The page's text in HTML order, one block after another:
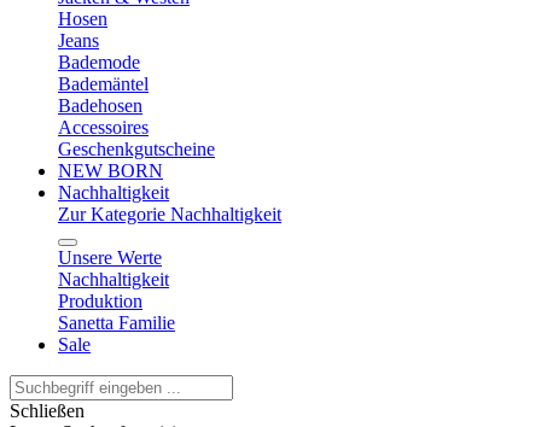
Hosen
Jeans
Bademode
Bademäntel
Badehosen
Accessoires
Geschenkgutscheine
NEW BORN
Nachhaltigkeit
Zur Kategorie Nachhaltigkeit
Unsere Werte
Nachhaltigkeit
Produktion
Sanetta Familie
Sale
Schließen